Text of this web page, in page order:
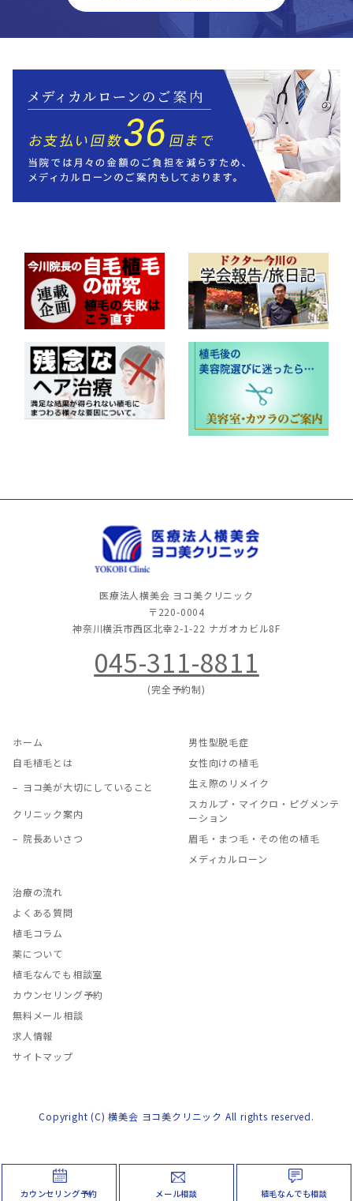
カウンセリング予約 メール相談 植毛なんでも相談
医療法人横美会 ヨコ美クリニック
〒220-0004
神奈川横浜市西区北幸2-1-22 ナガオカビル8F
045-311-8811
(完全予約制)
ホーム
自毛植毛とは
ヨコ美が大切にしていること
クリニック案内
院長あいさつ
男性型脱毛症
女性向けの植毛
生え際のリメイク
スカルプ・マイクロ・ピグメンテ
ーション
眉毛・まつ毛・その他の植毛
メディカルローン
治療の流れ
よくある質問
植毛コラム
薬について
植毛なんでも相談室
カウンセリング予約
無料メール相談
求人情報
サイトマップ
Copyright (C) 横美会 ヨコ美クリニック All rights reserved.